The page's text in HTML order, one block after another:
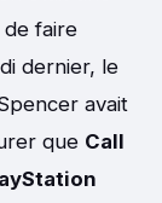
de faire
dernier, le
avait
que Call